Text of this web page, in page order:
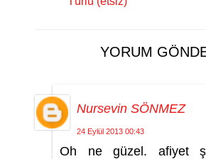
YORUM
Nursevin SÖNMEZ
24 Eylül 2013 00:43
Oh ne güzel. afiyet